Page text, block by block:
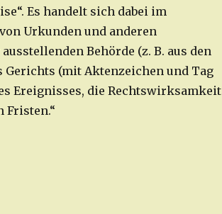
Es handelt sich dabei im
Urkunden und anderen
Behörde (z. B. aus den
Gerichts (mit Aktenzeichen und Tag
Ereignisses, die Rechtswirksamkeit
Fristen.“